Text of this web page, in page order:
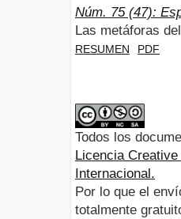
Núm. 75 (47):
Las metáforas
RESUMEN PDF
Todos los
Licencia
Internacional.
Por lo que el
totalmente